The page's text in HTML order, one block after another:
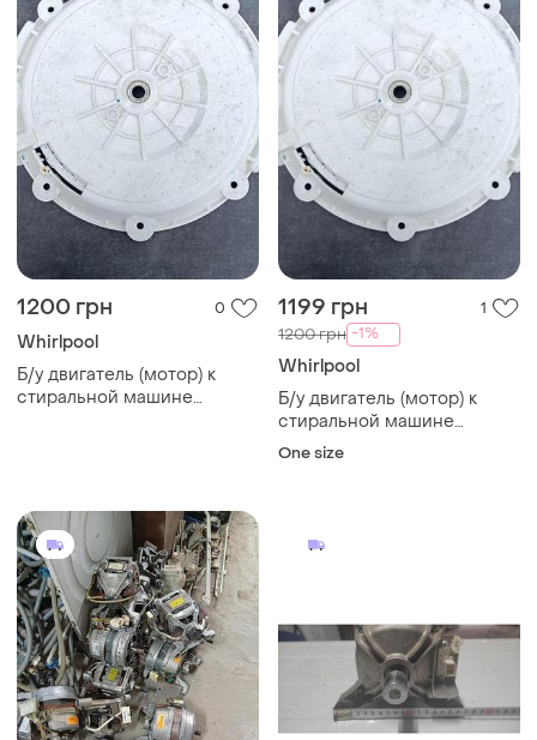
1200 грн 0
Whirlpool
Б/у двигатель (мотор) к
стиральной машине
1199 грн 1
1200 грн -1%
Whirlpool
Б/у двигатель (мотор) к
стиральной машине
whirlpool б/у от прямого
One size